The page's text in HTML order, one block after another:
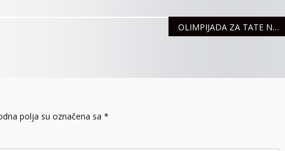
OLIMPIJADA ZA TATE NA DAN PLANETE ZEMLJE
polja su označena sa *